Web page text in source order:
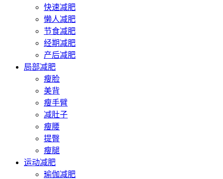
快速减肥
懒人减肥
节食减肥
经期减肥
产后减肥
局部减肥
瘦脸
美背
瘦手臂
减肚子
瘦腰
提臀
瘦腿
运动减肥
瑜伽减肥